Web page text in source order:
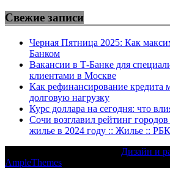
Свежие записи
Черная Пятница 2025: Как
Банком
Вакансии в Т-Банке для
клиентами в Москве
Как рефинансирование кредита
долговую нагрузку
Курс доллара на сегодня: что
Сочи возглавил рейтинг
жилье в 2024 году :: Жилье ::
Дизайн и
AmpleThemes